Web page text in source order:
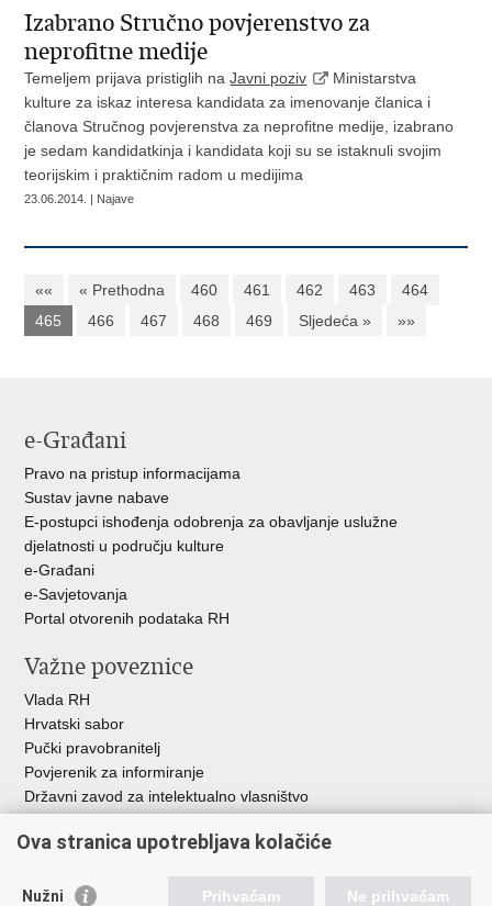
Izabrano Stručno povjerenstvo za
neprofitne medije
Temeljem prijava pristiglih naJavni poziv
Ministarstva
kulture za iskaz interesa kandidata za imenovanje članica i
članova Stručnog povjerenstva za neprofitne medije, izabrano
je sedam kandidatkinja i kandidata koji su se istaknuli svojim
teorijskim i praktičnim radom u medijima
23.06.2014. | Najave
«« « Prethodna 460 461 462 463
464
465
466 467 468 469 Sljedeća » »»
e-Građani
Pravo na pristup informacijama
Sustav javne nabave
E-postupci ishođenja odobrenja za obavljanje uslužne
djelatnosti u području kulture
e-Građani
e-Savjetovanja
Portal otvorenih podataka RH
Važne poveznice
Vlada RH
Hrvatski sabor
Pučki pravobranitelj
Povjerenik za informiranje
Državni zavod za intelektualno vlasništvo
HAKOM
Ostale poveznice
Ova stranica upotrebljava kolačiće
Nužni Prihvaćam Ne prihvaćam